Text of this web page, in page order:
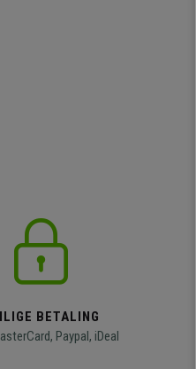
BETALING
Paypal, iDeal